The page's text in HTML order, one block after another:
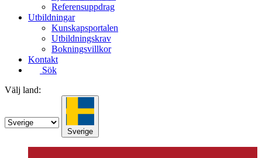
Referensuppdrag
Utbildningar
Kunskapsportalen
Utbildningskrav
Bokningsvillkor
Kontakt
Sök
Välj land:
Sverige